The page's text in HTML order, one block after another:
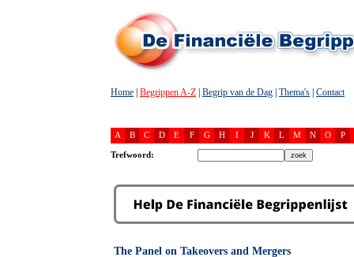
Home Begrippen A-Z Begrip van de Dag Thema's Contact
A B C D E F G H I J K L M N O P
Trefwoord:
The Panel on Takeovers and Mergers